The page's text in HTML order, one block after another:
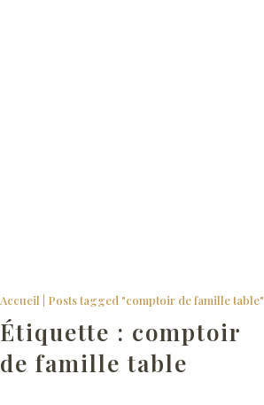
Accueil Posts tagged "comptoir de famille table"
Étiquette : comptoir
de famille table